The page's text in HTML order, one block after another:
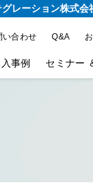
レーション株式会
い合わせ Q&A
事例 セミナー